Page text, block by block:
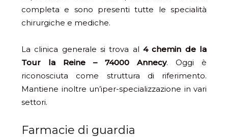
completa e sono presenti tutte le specialità
chirurgiche e mediche.
La clinica generale si trova al 4 chemin de la
Tour la Reine – 74000 Annecy. Oggi è
riconosciuta come struttura di riferimento.
Mantiene inoltre un’iper-specializzazione in vari
settori.
Farmacie di guardia